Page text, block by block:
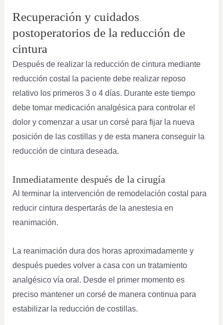
Recuperación y cuidados
postoperatorios de la reducción de
cintura
Después de realizar la reducción de cintura mediante
reducción costal la paciente debe realizar reposo
relativo los primeros 3 o 4 días. Durante este tiempo
debe tomar medicación analgésica para controlar el
dolor y comenzar a usar un corsé para fijar la nueva
posición de las costillas y de esta manera conseguir la
reducción de cintura deseada.
Inmediatamente después de la cirugía
Al terminar la intervención de remodelación costal para
reducir cintura despertarás de la anestesia en
reanimación.
La reanimación dura dos horas aproximadamente y
después puedes volver a casa con un tratamiento
analgésico vía oral. Desde el primer momento es
preciso mantener un corsé de manera continua para
estabilizar la reducción de costillas.